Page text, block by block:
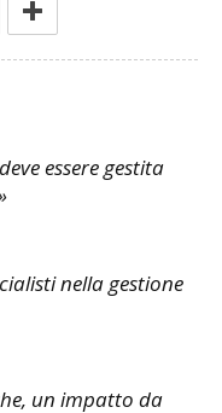
essere gestita
nella gestione
un impatto da